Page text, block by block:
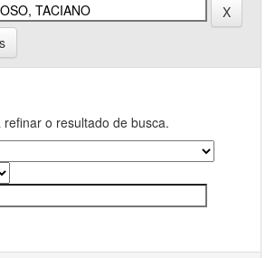
o resultado de busca.